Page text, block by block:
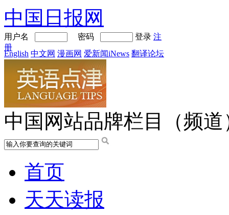
中国日报网
用户名 密码 登录 注
册
English 中文网 漫画网 爱新闻iNews 翻译论坛
中国网站品牌栏目（频道
首页
天天读报